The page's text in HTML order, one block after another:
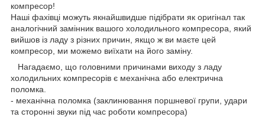
компресор!
Наші фахівці можуть якнайшвидше підібрати як оригінал так
аналогічний замінник вашого холодильного компресора, який
вийшов із ладу з різних причин, якщо ж ви маєте цей
компресор, ми можемо виїхати на його заміну.
Нагадаємо, що головними причинами виходу з ладу
холодильних компресорів є механічна або електрична
поломка.
- механічна поломка (заклинювання поршневої групи, удари
та сторонні звуки під час роботи компресора)